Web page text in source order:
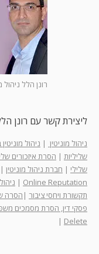
רונן הלל ניהול
ליצירת קשר עם רונן
ניהול מוניטין | ניהול
שליליות | הסרת איזכורים
שלילי | חברת ניהול מוניטין |
Online Reputation
|
תקשורת ויחסי ציבור | הסרה
פסקי דין, הסרת מסמכים
Delete
|